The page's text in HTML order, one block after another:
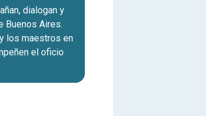
dialogan y
Buenos Aires.
los maestros en
el oficio